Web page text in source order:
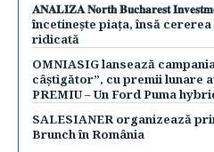
𝐀𝐍𝐀𝐋𝐈𝐙𝐀 𝐍𝐨𝐫𝐭𝐡 𝐁𝐮𝐜𝐡𝐚𝐫𝐞𝐬𝐭
încetinește piața, însă
ridicată
OMNIASIG lansează
câștigător”, cu premii lunare
PREMIU – Un Ford Puma
SALESIANER organizează
Brunch în România